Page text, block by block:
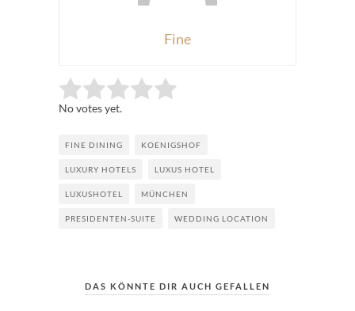
Fine
Rate this item: Submit Rating
No votes yet.
FINE DINING KOENIGSHOF
LUXURY HOTELS LUXUS HOTEL
LUXUSHOTEL MÜNCHEN
PRESIDENTEN-SUITE WEDDING LOCATION
DAS KÖNNTE DIR AUCH GEFALLEN